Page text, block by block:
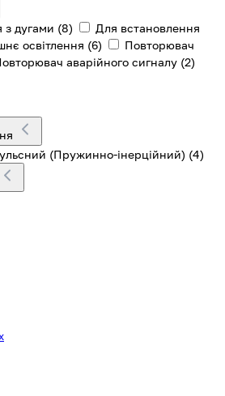
з дугами (8)
Для встановлення
освітлення (6)
Повторювач
аварійного сигналу (2)
(Пружинно-інерційний) (4)